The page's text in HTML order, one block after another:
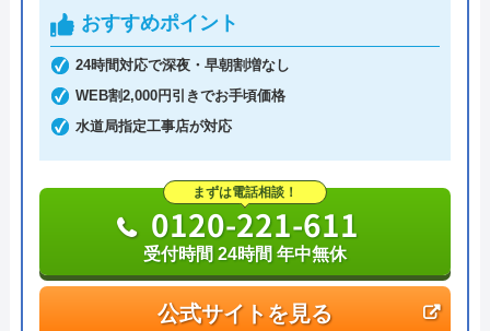
土日祝日・深夜早朝含む24時間365日、いつ相談し
ても割増料金がかからず、作業が始まるまでは一切
費用がかからないかなり信頼できる業者です。
実績も豊富で、スタッフの研修にも力を入れている
ため技術力はもちろん接客もよく、トイレや排水
管、給湯器や蛇口の修理交換まで水回りのことなら
何でも相談できます。
おすすめポイント
24時間対応で深夜・早朝割増なし
WEB割2,000円引きでお手頃価格
水道局指定工事店が対応
公式サイトを見る
まずは電話相談！
0120-221-611
受付時間 24時間 年中無休